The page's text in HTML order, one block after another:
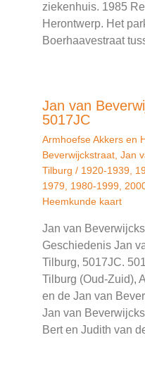
ziekenhuis. 1985
Herontwerp. Het
Boerhaavestraat
Jan van
5017JC
Armhoefse Akkers en
Beverwijckstraat Jan
Tilburg / 1920-1939
1979 1980-1999
Heemkunde kaart
Jan van
Geschiedenis Jan
Tilburg, 5017JC.
Tilburg (Oud-Zuid),
en de Jan van
Jan van
Bert en Judith van